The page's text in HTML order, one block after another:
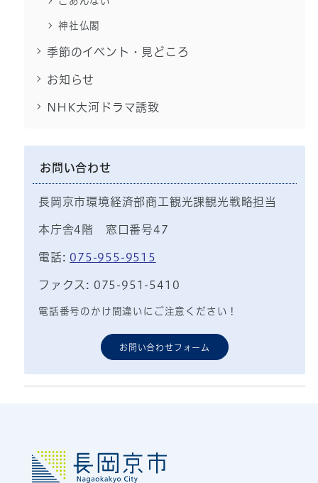
神社仏閣
季節のイベント・見どころ
お知らせ
NHK大河ドラマ誘致
お問い合わせ
長岡京市環境経済部商工観光課観光戦略担当
本庁舎4階 窓口番号47
電話: 075-955-9515
ファクス: 075-951-5410
電話番号のかけ間違いにご注意ください！
お問い合わせフォーム